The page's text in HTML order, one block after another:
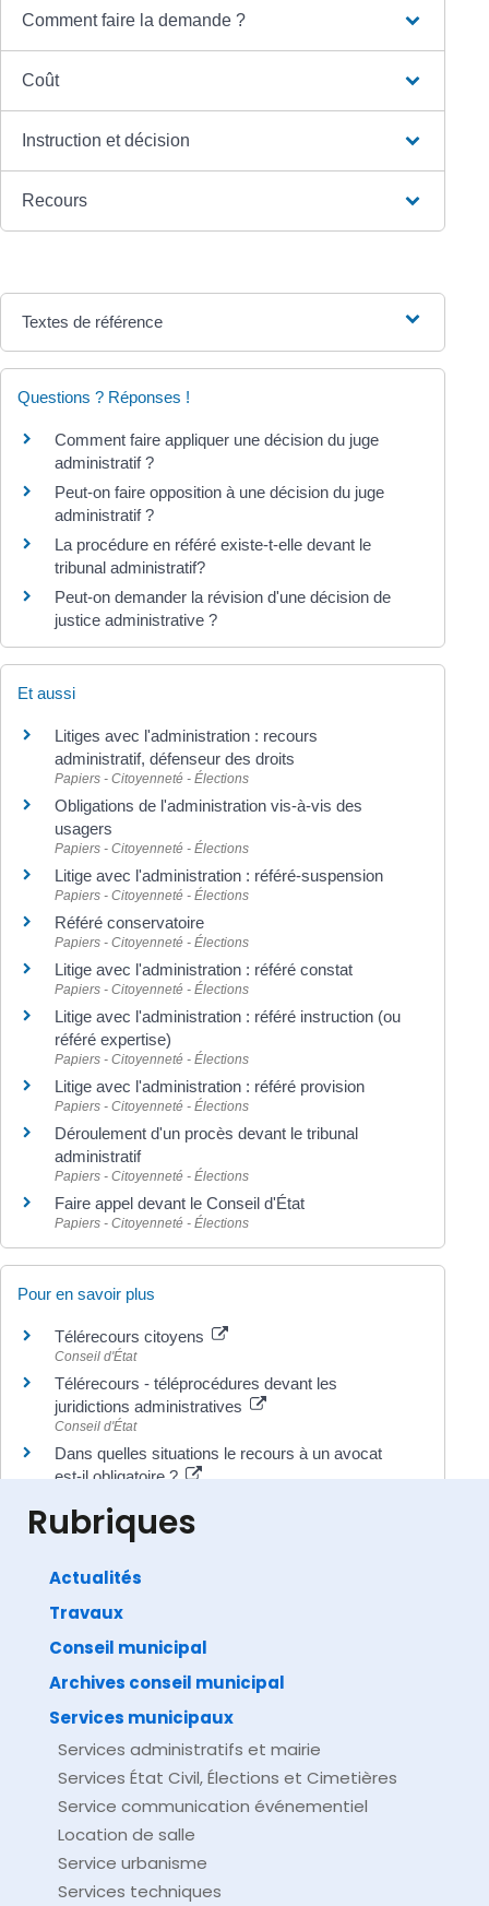
Comment faire la demande ?
Coût
Instruction et décision
Recours
Textes de référence
Questions ? Réponses !
Comment faire appliquer une décision du juge
administratif ?
Peut-on faire opposition à une décision du juge
administratif ?
La procédure en référé existe-t-elle devant le
tribunal administratif?
Peut-on demander la révision d'une décision de
justice administrative ?
Et aussi
Litiges avec l'administration : recours
administratif, défenseur des droits
Papiers - Citoyenneté - Élections
Obligations de l'administration vis-à-vis des
usagers
Papiers - Citoyenneté - Élections
Litige avec l'administration : référé-suspension
Papiers - Citoyenneté - Élections
Référé conservatoire
Papiers - Citoyenneté - Élections
Litige avec l'administration : référé constat
Papiers - Citoyenneté - Élections
Litige avec l'administration : référé instruction (ou
référé expertise)
Papiers - Citoyenneté - Élections
Litige avec l'administration : référé provision
Papiers - Citoyenneté - Élections
Déroulement d'un procès devant le tribunal
administratif
Papiers - Citoyenneté - Élections
Faire appel devant le Conseil d'État
Papiers - Citoyenneté - Élections
Pour en savoir plus
Télérecours citoyens
Conseil d'État
Télérecours - téléprocédures devant les
juridictions administratives
Conseil d'État
Dans quelles situations le recours à un avocat
est-il obligatoire ?
Direction de l'information légale et administrative
Rubriques
Actualités
Travaux
Conseil municipal
Archives conseil municipal
Services municipaux
Services administratifs et mairie
Services État Civil, Élections et Cimetières
Service communication événementiel
Location de salle
Service urbanisme
Services techniques